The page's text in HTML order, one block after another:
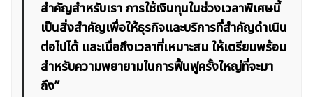
สำคัญสำหรับเรา การใช้เงินทุนในช่วงเวลาพิเศษนี้
เป็นสิ่งสำคัญเพื่อให้ธุรกิจและบริการที่สำคัญดำเนิน
ต่อไปได้ และเมื่อถึงเวลาที่เหมาะสม ให้เตรียมพร้อม
สำหรับความพยายามในการฟื้นฟูครั้งใหญ่ที่จะมา
ถึง”